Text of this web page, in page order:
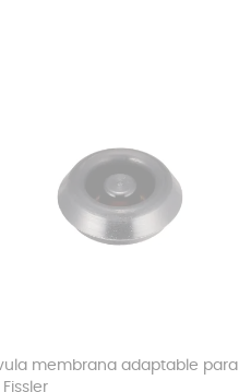
membrana adaptable para